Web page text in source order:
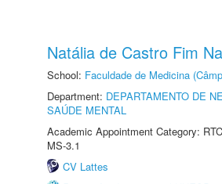
Natália de Castro Fim
School: Faculdade de Medicina
Department: DEPARTAMENTO DE
SAÚDE MENTAL
Academic Appointment Category:
MS-3.1
CV Lattes